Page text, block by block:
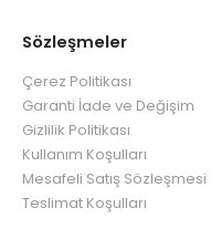
Sözleşmeler
Çerez Politikası
Garanti İade ve Değişim
Gizlilik Politikası
Kullanım Koşulları
Mesafeli Satış Sözleşmesi
Teslimat Koşulları